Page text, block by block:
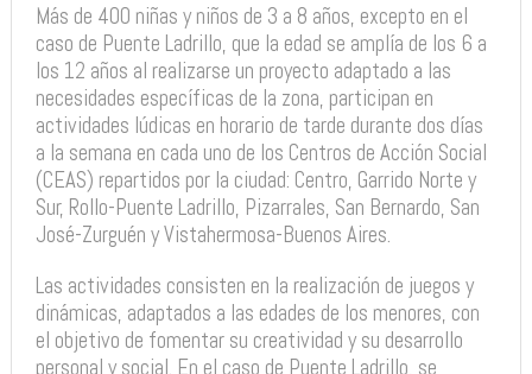
Más de 400 niñas y niños de 3 a 8 años, excepto en el
caso de Puente Ladrillo, que la edad se amplía de los 6 a
los 12 años al realizarse un proyecto adaptado a las
necesidades específicas de la zona, participan en
actividades lúdicas en horario de tarde durante dos días
a la semana en cada uno de los Centros de Acción Social
(CEAS) repartidos por la ciudad: Centro, Garrido Norte y
Sur, Rollo-Puente Ladrillo, Pizarrales, San Bernardo, San
José-Zurguén y Vistahermosa-Buenos Aires.
Las actividades consisten en la realización de juegos y
dinámicas, adaptados a las edades de los menores, con
el objetivo de fomentar su creatividad y su desarrollo
personal y social. En el caso de Puente Ladrillo, se